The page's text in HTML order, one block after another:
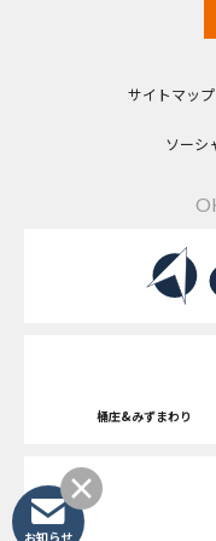
サイトマップ
ソーシ
桶庄&みずまわり